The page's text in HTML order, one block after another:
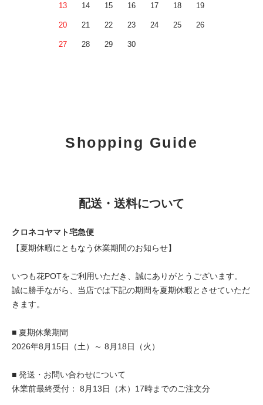
13 14 15 16 17 18 19
20 21 22 23 24 25 26
27 28 29 30
Shopping Guide
配送・送料について
クロネコヤマト宅急便
【夏期休暇にともなう休業期間のお知らせ】
いつも花POTをご利用いただき、誠にありがとうございます。
誠に勝手ながら、当店では下記の期間を夏期休暇とさせていただ
きます。
■ 夏期休業期間
2026年8月15日（土）～ 8月18日（火）
■ 発送・お問い合わせについて
休業前最終受付： 8月13日（木）17時までのご注文分